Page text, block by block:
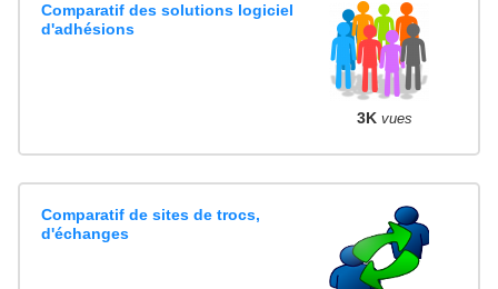
Comparatif des solutions logiciel
d'adhésions
3K vues
Comparatif de sites de trocs,
d'échanges